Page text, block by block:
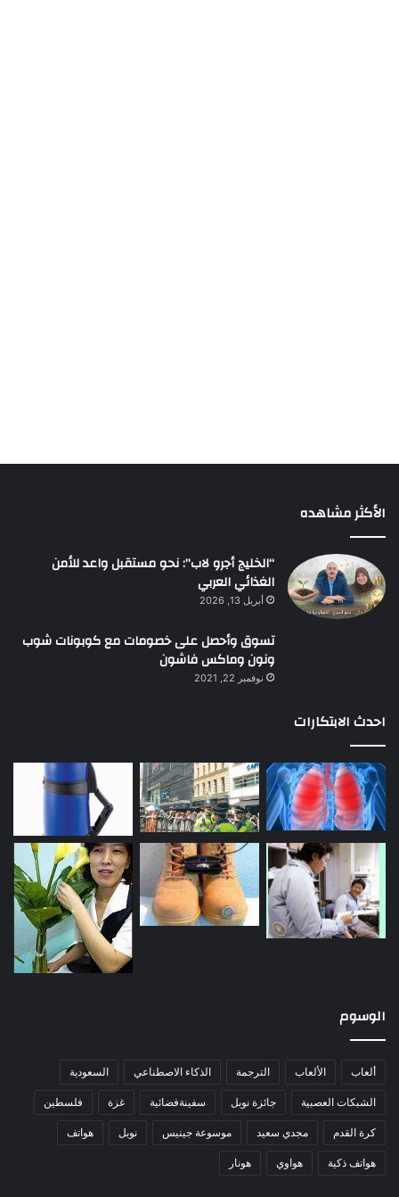
الأكثر مشاهده
“الخليج أجرو لاب”: نحو مستقبل واعد للأمن
الغذائي العربي
أبريل 13, 2026
تسوق وأحصل على خصومات مع كوبونات شوب
ونون وماكس فاشون
نوفمبر 22, 2021
احدث الابتكارات
الوسوم
ألعاب الألعاب الترجمة الذكاء الاصطناعي السعودية
الشبكات العصبية جائزة نوبل سفينةفضائية غزة فلسطين
كرة القدم مجدي سعيد موسوعة جينيس نوبل هواتف
هواتف ذكية هواوي هونار